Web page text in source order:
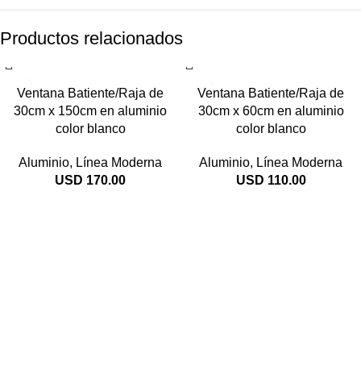
Productos relacionados
Ventana Batiente/Raja de
30cm x 150cm en aluminio
color blanco
Aluminio, Línea Moderna
USD 170.00
Ventana Batiente/Raja de
30cm x 60cm en aluminio
color blanco
Aluminio, Línea Moderna
USD 110.00